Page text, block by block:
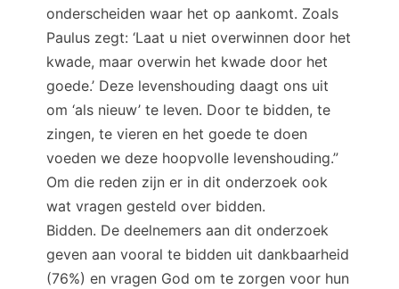
onderscheiden waar het op aankomt. Zoals
Paulus zegt: ‘Laat u niet overwinnen door het
kwade, maar overwin het kwade door het
goede.’ Deze levenshouding daagt ons uit
om ‘als nieuw’ te leven. Door te bidden, te
zingen, te vieren en het goede te doen
voeden we deze hoopvolle levenshouding.”
Om die reden zijn er in dit onderzoek ook
wat vragen gesteld over bidden.
Bidden. De deelnemers aan dit onderzoek
geven aan vooral te bidden uit dankbaarheid
(76%) en vragen God om te zorgen voor hun